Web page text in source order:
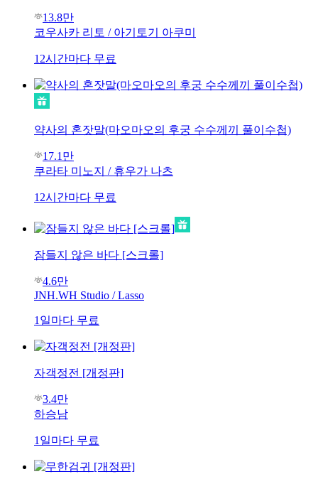
13.8만
코우사카 리토 / 아기토기 아쿠미
12시간마다 무료
약사의 혼잣말(마오마오의 후궁 수수께끼 풀이수첩)
17.1만
쿠라타 미노지 / 휴우가 나츠
12시간마다 무료
잠들지 않은 바다 [스크롤]
4.6만
JNH.WH Studio / Lasso
1일마다 무료
자객정전 [개정판]
3.4만
하승남
1일마다 무료